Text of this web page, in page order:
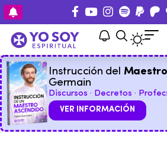
Instrucción del
Germain
Discursos · Decretos ·
VER INFORMACIÓN